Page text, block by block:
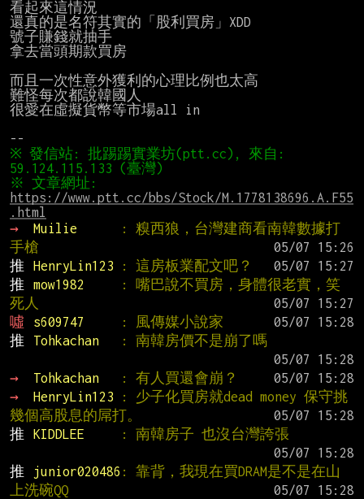
看起來這情況
還真的是名符其實的「股利買房」XDD
號子賺錢就抽手
拿去當頭期款買房
而且一次性意外獲利的心理比例也太高
難怪每次都說韓國人
很愛在虛擬貨幣等市場all in
※ 發信站: 批踢踢實業坊(ptt.cc), 來自:
https://www.ptt.cc/bbs/Stock/M.1778138696.A.F55
.html
→
Muilie
: 糗西狼，台灣建商看南韓數據打
手槍
推
HenryLin123 : 這房板業配文吧？
推
mow1982
: 嘴巴說不買房，身體很老實，笑
死人
噓
s609747 : 風傳媒小說家
推
Tohkachan
: 南韓房價不是崩了嗎
→
Tohkachan : 有人買還會崩？
→
HenryLin123
: 少子化買房就dead money 保守挑
幾個高股息的屌打。
推
KIDDLEE
: 南韓房子 也沒台灣誇張
推
junior020486 : 靠背，我現在買DRAM是不是在山
上洗碗QQ